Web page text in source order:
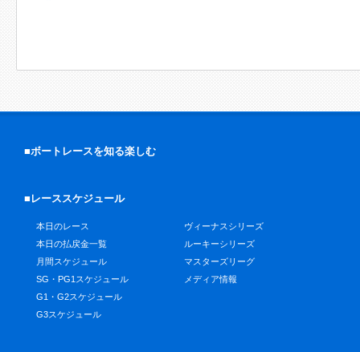
■ボートレースを知る楽しむ
■レーススケジュール
本日のレース
本日の払戻金一覧
月間スケジュール
SG・PG1スケジュール
G1・G2スケジュール
G3スケジュール
ヴィーナスシリーズ
ルーキーシリーズ
マスターズリーグ
メディア情報